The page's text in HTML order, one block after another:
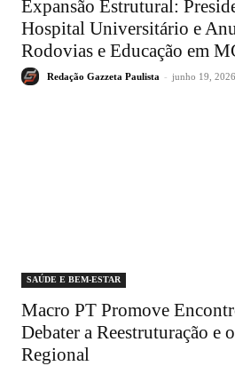
Expansão Estrutural:
Hospital Universitário e
Rodovias e Educação em
Redação Gazzeta Paulista - junho 19, 2026
SAÚDE E BEM-ESTAR
Macro PT Promove
Debater a Reestruturação e
Regional